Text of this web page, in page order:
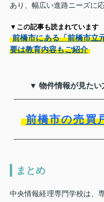
あり、幅広い進路ニーズに
▼この記事も読まれています
前橋市にある「前橋市立
要は教育内容もご紹介
▼ 物件情報が見た
前橋市の売買
まとめ
中央情報経理専門学校は、